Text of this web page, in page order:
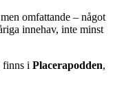
omfattande – något
innehav, inte minst
finns i Placerapodden,